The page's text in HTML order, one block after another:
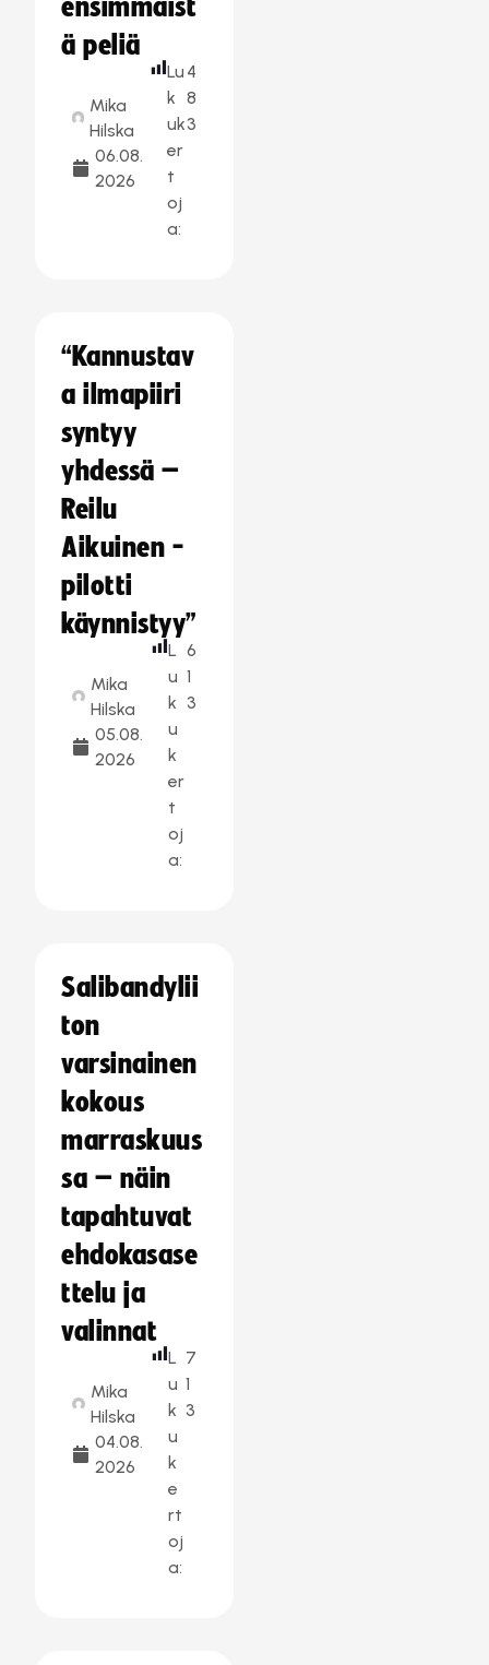
ensimmäist
ä peliä
Mika
Hilska
06.08.
2026
Lu
k
uk
er
t
oj
a:
4
8
3
“Kannustav
a ilmapiiri
syntyy
yhdessä –
Reilu
Aikuinen -
pilotti
käynnistyy”
Mika
Hilska
05.08.
2026
L
u
k
u
k
er
t
oj
a:
6
1
3
Salibandylii
ton
varsinainen
kokous
marraskuus
sa – näin
tapahtuvat
ehdokasase
ttelu ja
valinnat
Mika
Hilska
04.08.
2026
L
u
k
u
k
e
rt
oj
a:
7
1
3